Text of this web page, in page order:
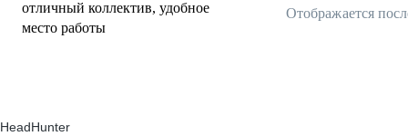
отличный коллектив, удобное
место работы
Отображается
HeadHunter